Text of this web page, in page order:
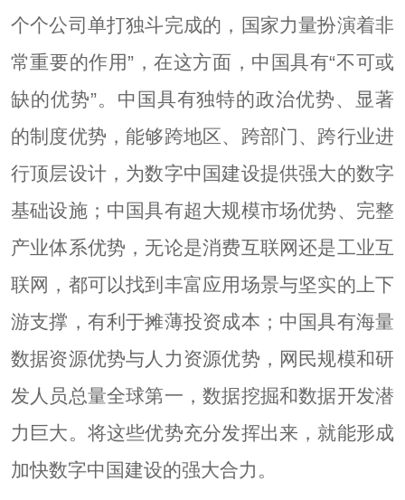
个个公司单打独斗完成的，国家力量扮演着非
常重要的作用”，在这方面，中国具有“不可或
缺的优势”。中国具有独特的政治优势、显著
的制度优势，能够跨地区、跨部门、跨行业进
行顶层设计，为数字中国建设提供强大的数字
基础设施；中国具有超大规模市场优势、完整
产业体系优势，无论是消费互联网还是工业互
联网，都可以找到丰富应用场景与坚实的上下
游支撑，有利于摊薄投资成本；中国具有海量
数据资源优势与人力资源优势，网民规模和研
发人员总量全球第一，数据挖掘和数据开发潜
力巨大。将这些优势充分发挥出来，就能形成
加快数字中国建设的强大合力。